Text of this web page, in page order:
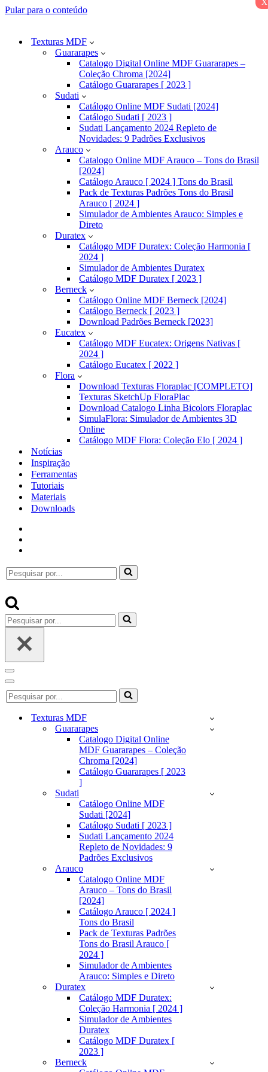
Pular para o conteúdo
Texturas MDF
Guararapes
Catalogo Digital Online MDF Guararapes –
Coleção Chroma [2024]
Catálogo Guararapes [ 2023 ]
Sudati
Catálogo Online MDF Sudati [2024]
Catálogo Sudati [ 2023 ]
Sudati Lançamento 2024 Repleto de
Novidades: 9 Padrões Exclusivos
Arauco
Catalogo Online MDF Arauco – Tons do Brasil
[2024]
Catálogo Arauco [ 2024 ] Tons do Brasil
Pack de Texturas Padrões Tons do Brasil
Arauco [ 2024 ]
Simulador de Ambientes Arauco: Simples e
Direto
Duratex
Catálogo MDF Duratex: Coleção Harmonia [
2024 ]
Simulador de Ambientes Duratex
Catálogo MDF Duratex [ 2023 ]
Berneck
Catálogo Online MDF Berneck [2024]
Catálogo Berneck [ 2023 ]
Download Padrões Berneck [2023]
Eucatex
Catálogo MDF Eucatex: Origens Nativas [
2024 ]
Catálogo Eucatex [ 2022 ]
Flora
Download Texturas Floraplac [COMPLETO]
Texturas SketchUp FloraPlac
Download Catalogo Linha Bicolors Floraplac
SimulaFlora: Simulador de Ambientes 3D
Online
Catálogo MDF Flora: Coleção Elo [ 2024 ]
Notícias
Inspiração
Ferramentas
Tutoriais
Materiais
Downloads
Pesquisar
por...
Pesquisar
por...
Menu
de
navegação
Menu
de
navegação
Pesquisar
por...
Texturas MDF
Guararapes
Catalogo Digital Online
MDF Guararapes – Coleção
Chroma [2024]
Catálogo Guararapes [ 2023
]
Sudati
Catálogo Online MDF
Sudati [2024]
Catálogo Sudati [ 2023 ]
Sudati Lançamento 2024
Repleto de Novidades: 9
Padrões Exclusivos
Arauco
Catalogo Online MDF
Arauco – Tons do Brasil
[2024]
Catálogo Arauco [ 2024 ]
Tons do Brasil
Pack de Texturas Padrões
Tons do Brasil Arauco [
2024 ]
Simulador de Ambientes
Arauco: Simples e Direto
Duratex
Catálogo MDF Duratex:
Coleção Harmonia [ 2024 ]
Simulador de Ambientes
Duratex
Catálogo MDF Duratex [
2023 ]
Berneck